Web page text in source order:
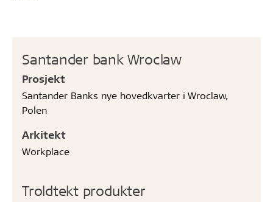
Santander bank Wroclaw
Prosjekt
Santander Banks nye hovedkvarter i Wroclaw,
Polen
Arkitekt
Workplace
Troldtekt produkter